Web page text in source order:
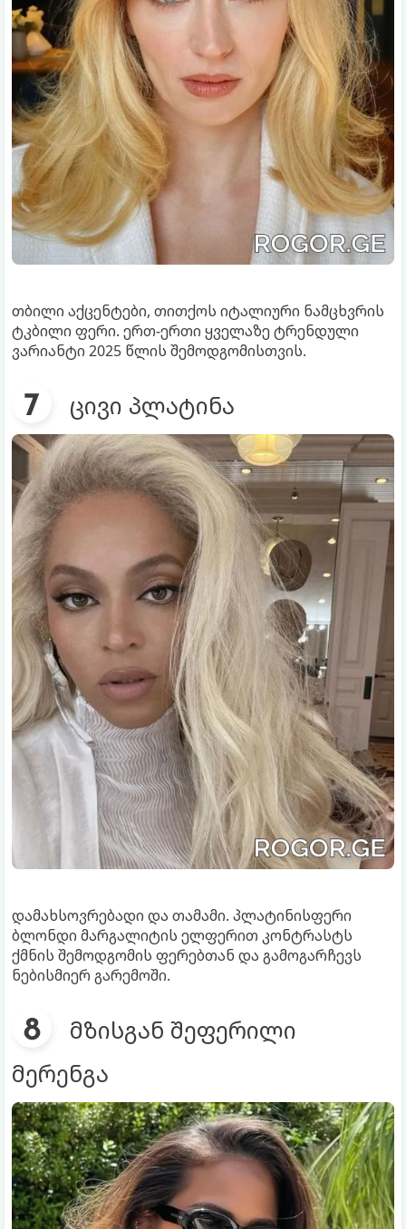
თბილი აქცენტები, თითქოს იტალიური ნამცხვრის
ტკბილი ფერი. ერთ-ერთი ყველაზე ტრენდული
ვარიანტი 2025 წლის შემოდგომისთვის.
ცივი პლატინა
დამახსოვრებადი და თამამი. პლატინისფერი
ბლონდი მარგალიტის ელფერით კონტრასტს
ქმნის შემოდგომის ფერებთან და გამოგარჩევს
ნებისმიერ გარემოში.
მზისგან შეფერილი
მერენგა